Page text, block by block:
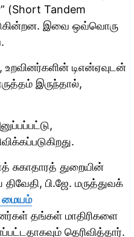
(Short Tandem
இவை ஒவ்வொரு
உறவினர்களின் டிஎன்ஏவுடன்
இருந்தால்,
சுகாதாரத் துறையின்
பி.ஜே. மருத்துவக்
மையம்
தங்கள் மாதிரிகளை
தெரிவித்தார்.